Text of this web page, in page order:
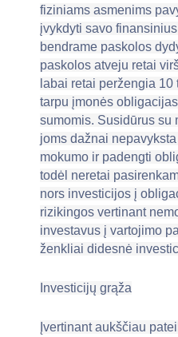
fiziniams asmenims
įvykdyti savo
bendrame paskolos
paskolos atveju retai
labai retai peržengia 10
tarpu įmonės
sumomis. Susidūrus su
joms dažnai
mokumo ir padengti
todėl neretai
nors investicijos į
rizikingos vertinant
investavus į vartojimo
ženkliai didesnė
Investicijų grąža
Įvertinant aukščiau